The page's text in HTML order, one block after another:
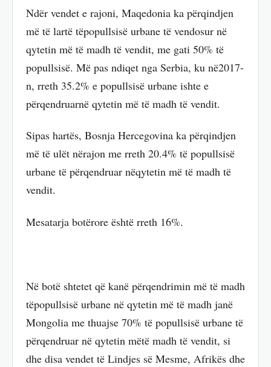
Ndër vendet e rajoni, Maqedonia ka përqindjen
më të lartë tëpopullsisë urbane të vendosur në
qytetin më të madh të vendit, me gati 50% të
popullsisë. Më pas ndiqet nga Serbia, ku në2017-
n, rreth 35.2% e popullsisë urbane ishte e
përqendruarnë qytetin më të madh të vendit.
Sipas hartës, Bosnja Hercegovina ka përqindjen
më të ulët nërajon me rreth 20.4% të popullsisë
urbane të përqendruar nëqytetin më të madh të
vendit.
Mesatarja botërore është rreth 16%.
Në botë shtetet që kanë përqendrimin më të madh
tëpopullsisë urbane në qytetin më të madh janë
Mongolia me thuajse 70% të popullsisë urbane të
përqendruar në qytetin mëtë madh të vendit, si
dhe disa vendet të Lindjes së Mesme, Afrikës dhe